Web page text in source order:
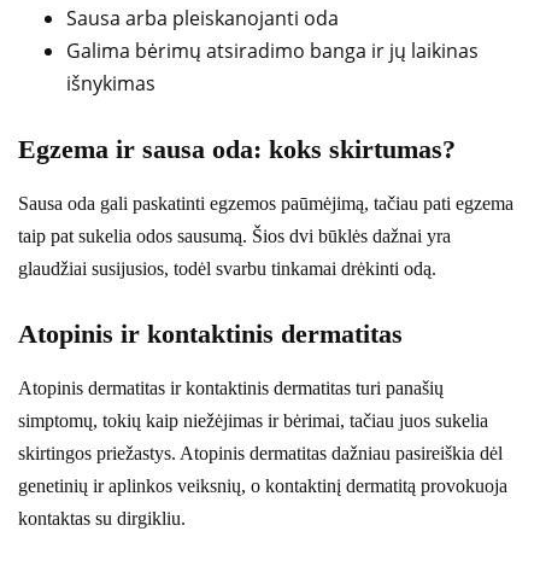
Sausa arba pleiskanojanti oda
Galima bėrimų atsiradimo banga ir jų laikinas
išnykimas
Egzema ir sausa oda: koks skirtumas?
Sausa oda gali paskatinti egzemos paūmėjimą, tačiau pati egzema
taip pat sukelia odos sausumą. Šios dvi būklės dažnai yra
glaudžiai susijusios, todėl svarbu tinkamai drėkinti odą.
Atopinis ir kontaktinis dermatitas
Atopinis dermatitas ir kontaktinis dermatitas turi panašių
simptomų, tokių kaip niežėjimas ir bėrimai, tačiau juos sukelia
skirtingos priežastys. Atopinis dermatitas dažniau pasireiškia dėl
genetinių ir aplinkos veiksnių, o kontaktinį dermatitą provokuoja
kontaktas su dirgikliu.